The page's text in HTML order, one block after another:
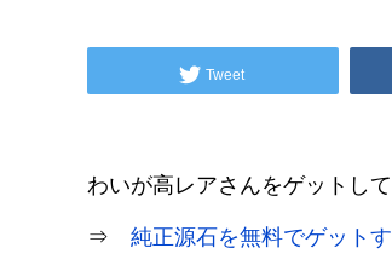
Tweet
わいが高レアさんをゲットし
⇒ 純正源石を無料でゲット